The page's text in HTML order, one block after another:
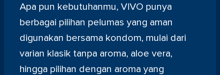
Apa pun kebutuhanmu, VIVO punya
berbagai pilihan pelumas yang aman
digunakan bersama kondom, mulai dari
varian klasik tanpa aroma, aloe vera,
hingga pilihan dengan aroma yang